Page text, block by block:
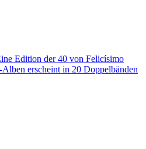
Edition der 40 von Felicísimo
erscheint in 20 Doppelbänden